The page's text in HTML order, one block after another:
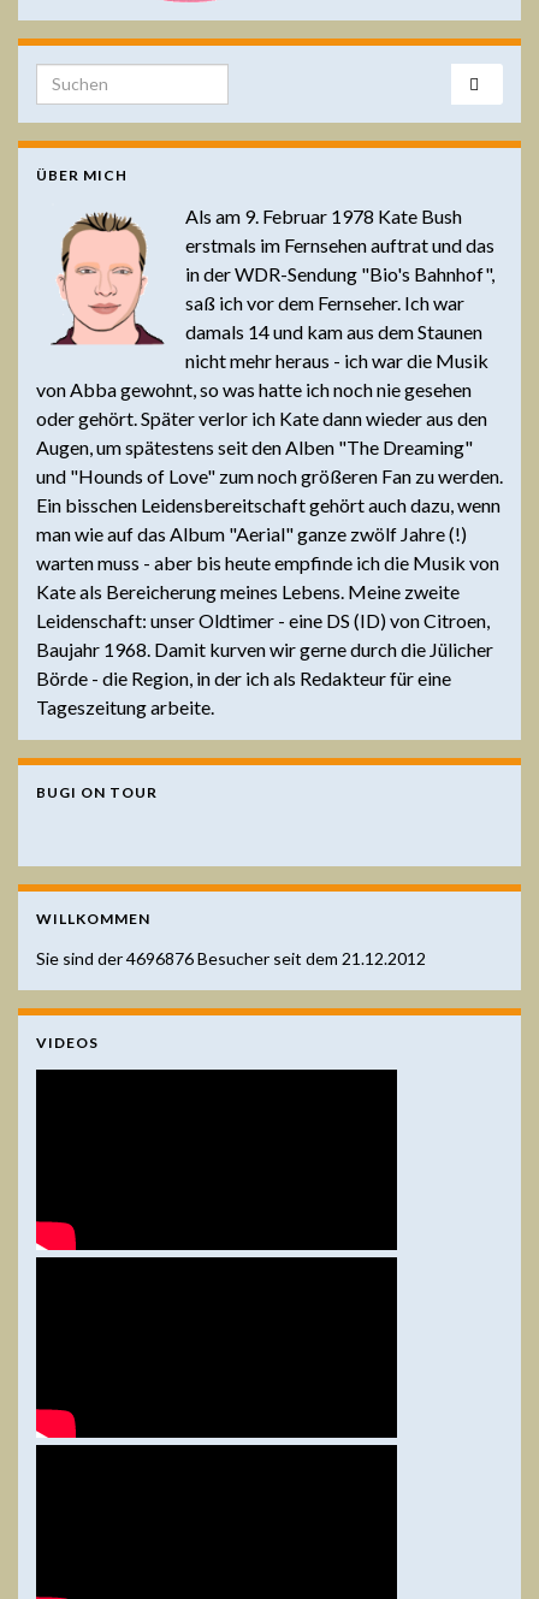
Search for:
ÜBER MICH
Als am 9. Februar 1978 Kate Bush
erstmals im Fernsehen auftrat und das
in der WDR-Sendung "Bio's Bahnhof",
saß ich vor dem Fernseher. Ich war
damals 14 und kam aus dem Staunen
nicht mehr heraus - ich war die Musik
von Abba gewohnt, so was hatte ich noch nie gesehen
oder gehört. Später verlor ich Kate dann wieder aus den
Augen, um spätestens seit den Alben "The Dreaming"
und "Hounds of Love" zum noch größeren Fan zu werden.
Ein bisschen Leidensbereitschaft gehört auch dazu, wenn
man wie auf das Album "Aerial" ganze zwölf Jahre (!)
warten muss - aber bis heute empfinde ich die Musik von
Kate als Bereicherung meines Lebens. Meine zweite
Leidenschaft: unser Oldtimer - eine DS (ID) von Citroen,
Baujahr 1968. Damit kurven wir gerne durch die Jülicher
Börde - die Region, in der ich als Redakteur für eine
Tageszeitung arbeite.
BUGI ON TOUR
WILLKOMMEN
Sie sind der4696876Besucher seit dem 21.12.2012
VIDEOS